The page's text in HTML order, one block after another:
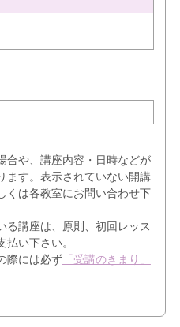
合や、講座内容・日時などが
ます。表示されていない開講
くは各教室にお問い合わせ下
講座は、原則、初回レッス
い下さい。
際には必ず「受講のきまり」